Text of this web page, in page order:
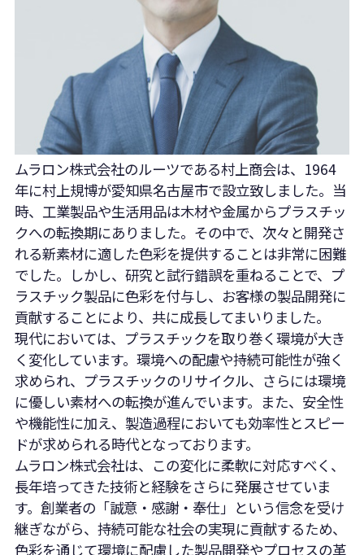
ムラロン株式会社のルーツである村上商会は、1964
年に村上規博が愛知県名古屋市で設立致しました。当
時、工業製品や生活用品は木材や金属からプラスチッ
クへの転換期にありました。その中で、次々と開発さ
れる新素材に適した色彩を提供することは非常に困難
でした。しかし、研究と試行錯誤を重ねることで、プ
ラスチック製品に色彩を付与し、お客様の製品開発に
貢献することにより、共に成長してまいりました。
現代においては、プラスチックを取り巻く環境が大き
く変化しています。環境への配慮や持続可能性が強く
求められ、プラスチックのリサイクル、さらには環境
に優しい素材への転換が進んでいます。また、安全性
や機能性に加え、製造過程においても効率性とスピー
ドが求められる時代となっております。
ムラロン株式会社は、この変化に柔軟に対応すべく、
長年培ってきた技術と経験をさらに発展させていま
す。創業者の「誠意・感謝・奉仕」という信念を受け
継ぎながら、持続可能な社会の実現に貢献するため、
色彩を通じて環境に配慮した製品開発やプロセスの革